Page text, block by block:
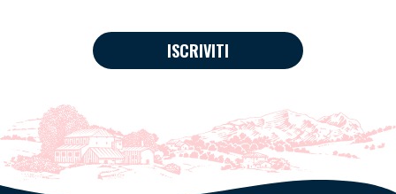
ISCRIVITI